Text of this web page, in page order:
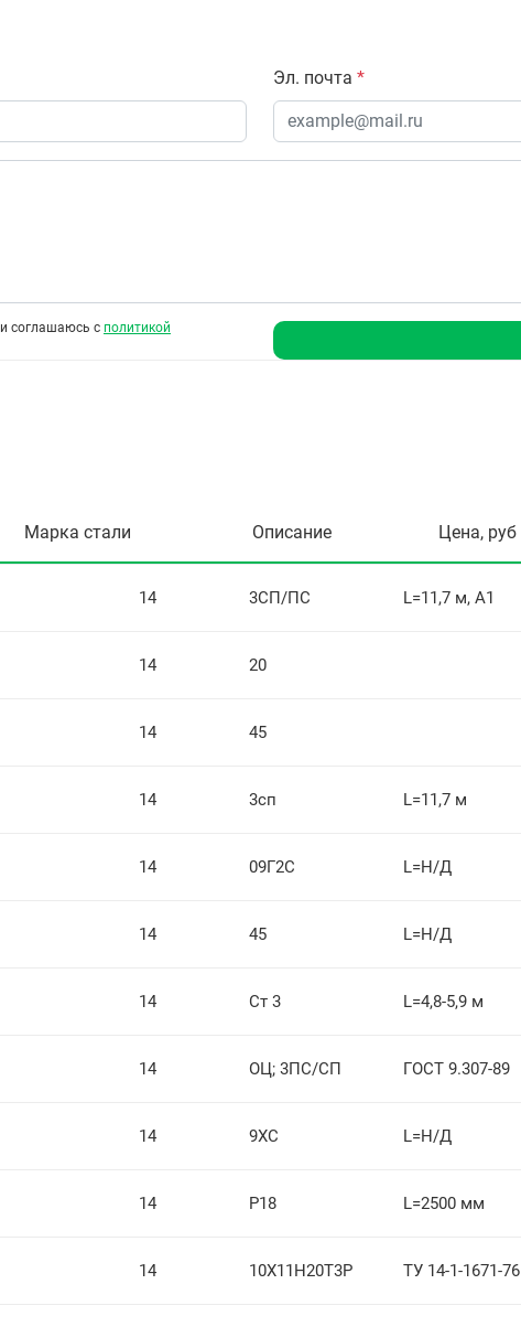
Эл. почта *
и соглашаюсь с политикой
Марка стали Описание Цена, руб
14 3СП/ПС L=11,7 м, А1
14 20
14 45
14 3сп L=11,7 м
14 09Г2С L=Н/Д
14 45 L=Н/Д
14 Ст 3 L=4,8-5,9 м
14 ОЦ; 3ПС/СП ГОСТ 9.307-89
14 9ХС L=Н/Д
14 Р18 L=2500 мм
14 10Х11Н20Т3Р ТУ 14-1-1671-76